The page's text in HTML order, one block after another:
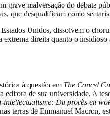
grave malversação do debate
que desqualificam como
Unidos, dissolvem o
direita quanto o
à questão em The Cancel
de sua universidade. A
intellectualisme: Du procès en
terras de Emmanuel Macron,